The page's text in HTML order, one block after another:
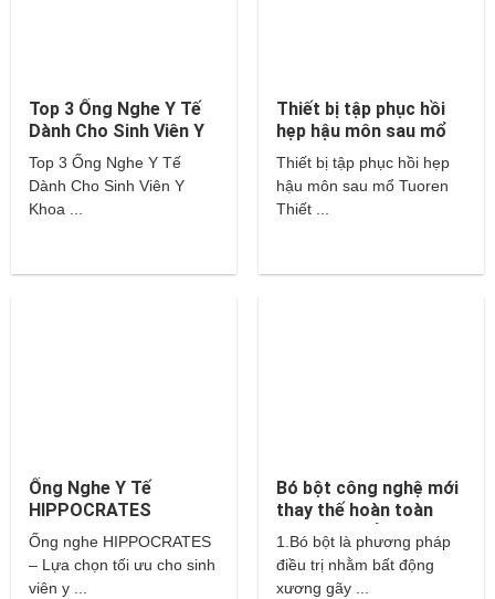
Top 3 Ống Nghe Y Tế
Dành Cho Sinh Viên Y
Khoa – Littmann,
Hippocrates,…
Top 3 Ống Nghe Y Tế
Dành Cho Sinh Viên Y
Khoa ...
Thiết bị tập phục hồi
hẹp hậu môn sau mổ
Tuoren
Thiết bị tập phục hồi hẹp
hậu môn sau mổ Tuoren
Thiết ...
Ống Nghe Y Tế
HIPPOCRATES
Ống nghe HIPPOCRATES
– Lựa chọn tối ưu cho sinh
viên y ...
Bó bột công nghệ mới
thay thế hoàn toàn
cho bột thuỷ tinh và
thạch cao?
1.Bó bột là phương pháp
điều trị nhằm bất động
xương gãy ...